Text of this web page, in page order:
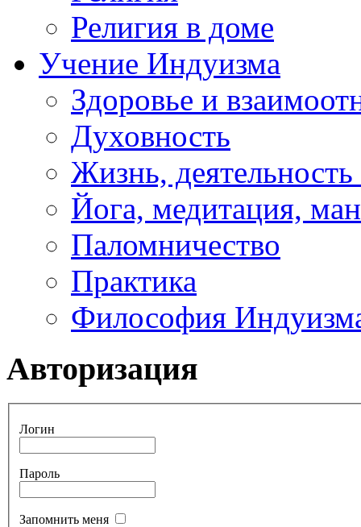
Религия в доме
Учение Индуизма
Здоровье и
Духовность
Жизнь, деятельность
Йога, медитация,
Паломничество
Практика
Философия
Авторизация
Логин
Пароль
Запомнить меня